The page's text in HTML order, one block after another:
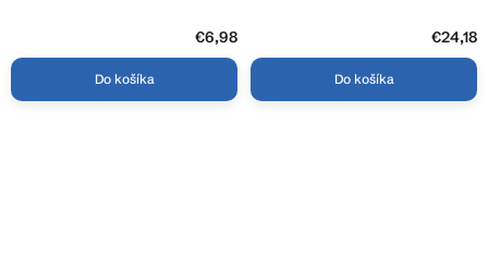
€6,98
Do košíka
€24,18
Do košíka